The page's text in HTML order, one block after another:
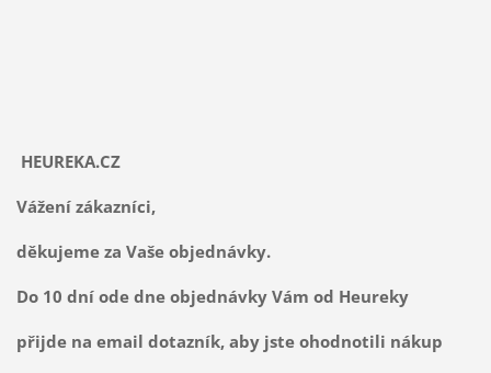
HEUREKA.CZ
Vážení zákazníci,
děkujeme za Vaše objednávky.
Do 10 dní ode dne objednávky Vám od Heureky
přijde na email dotazník, aby jste ohodnotili nákup